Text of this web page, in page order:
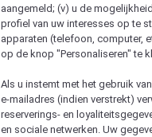
aangemeld; (v) u de
profiel van uw interesses op te
apparaten (telefoon, computer,
op de knop "Personaliseren" te
Als u instemt met het gebruik
e-mailadres (indien verstrekt)
reserverings- en
en sociale netwerken. Uw